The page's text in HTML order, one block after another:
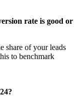
rate is good or
share of your leads
to benchmark